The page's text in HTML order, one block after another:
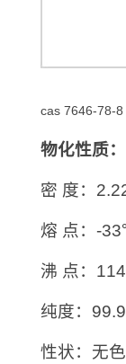
cas 7646-78-
物化性质：
密 度：
熔 点：-
沸 点：
纯度：
性状：无